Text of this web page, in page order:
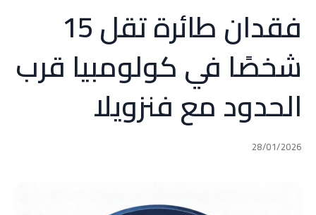
فقدان طائرة تقل 15
شخصًا في كولومبيا قرب
الحدود مع فنزويلا
28/01/2026